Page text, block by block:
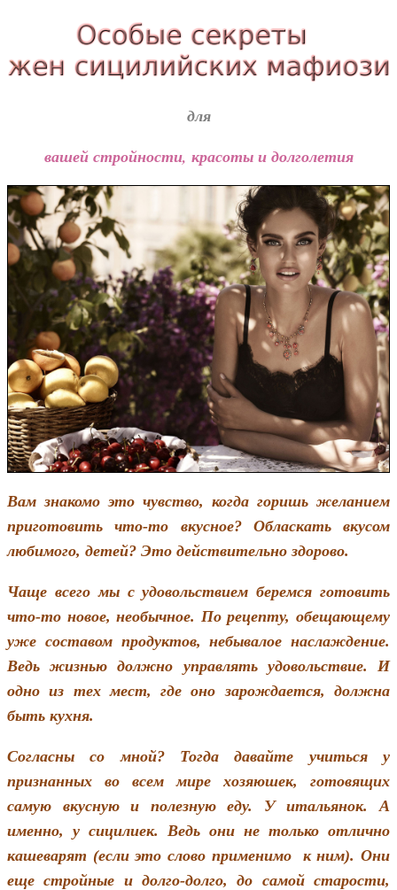
для
вашей стройности, красоты и долголетия
Вам знакомо это чувство, когда горишь желанием
приготовить что-то вкусное? Обласкать вкусом
любимого, детей? Это действительно здорово.
Чаще всего мы с удовольствием беремся готовить
что-то новое, необычное. По рецепту, обещающему
уже составом продуктов, небывалое наслаждение.
Ведь жизнью должно управлять удовольствие. И
одно из тех мест, где оно зарождается, должна
быть кухня.
Согласны со мной? Тогда давайте учиться у
признанных во всем мире хозяюшек, готовящих
самую вкусную и полезную еду. У итальянок. А
именно, у сицилиек. Ведь они не только отлично
кашеварят (если это слово применимо к ним). Они
еще стройные и долго-долго, до самой старости,